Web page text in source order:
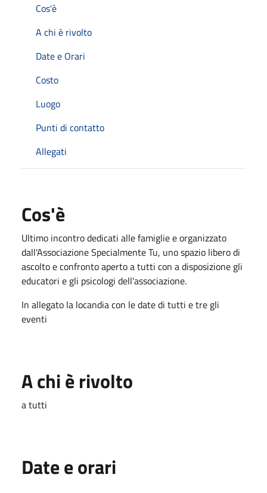
Cos'è
A chi è rivolto
Date e Orari
Costo
Luogo
Punti di contatto
Allegati
Cos'è
Ultimo incontro dedicati alle famiglie e organizzato
dall'Associazione Specialmente Tu, uno spazio libero di
ascolto e confronto aperto a tutti con a disposizione gli
educatori e gli psicologi dell'associazione.
In allegato la locandia con le date di tutti e tre gli
eventi
A chi è rivolto
a tutti
Date e orari